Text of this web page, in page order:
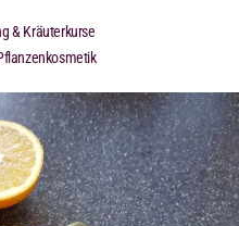
& Kräuterkurse